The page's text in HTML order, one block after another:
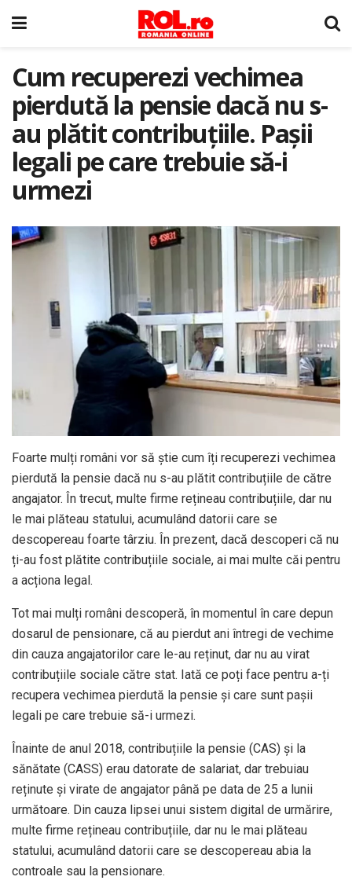
Cum recuperezi vechimea
pierdută la pensie dacă nu s-
au plătit contribuțiile. Pașii
legali pe care trebuie să-i
urmezi
Foarte mulți români vor să știe cum îți recuperezi vechimea
pierdută la pensie dacă nu s-au plătit contribuțiile de către
angajator. În trecut, multe firme rețineau contribuțiile, dar nu
le mai plăteau statului, acumulând datorii care se
descopereau foarte târziu. În prezent, dacă descoperi că nu
ți-au fost plătite contribuțiile sociale, ai mai multe căi pentru
a acționa legal.
Tot mai mulți români descoperă, în momentul în care depun
dosarul de pensionare, că au pierdut ani întregi de vechime
din cauza angajatorilor care le-au reținut, dar nu au virat
contribuțiile sociale către stat. Iată ce poți face pentru a-ți
recupera vechimea pierdută la pensie și care sunt pașii
legali pe care trebuie să-i urmezi.
Înainte de anul 2018, contribuțiile la pensie (CAS) și la
sănătate (CASS) erau datorate de salariat, dar trebuiau
reținute și virate de angajator până pe data de 25 a lunii
următoare. Din cauza lipsei unui sistem digital de urmărire,
multe firme rețineau contribuțiile, dar nu le mai plăteau
statului, acumulând datorii care se descopereau abia la
controale sau la pensionare.